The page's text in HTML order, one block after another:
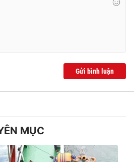
Gửi bình luận
MỤC